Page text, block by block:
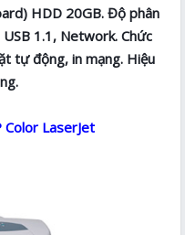
HDD 20GB. Độ phân
1.1, Network. Chức
tự động, in mạng. Hiệu
LaserJet